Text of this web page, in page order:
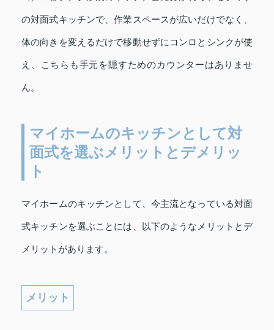
の対面式キッチンで、作業スペースが広いだけでなく、
体の向きを変えるだけで移動せずにコンロとシンクが使
え、こちらも手元を隠すためのカウンターはありませ
ん。
マイホームのキッチンとして対
面式を選ぶメリットとデメリッ
ト
マイホームのキッチンとして、今主流となっている対面
式キッチンを選ぶことには、以下のようなメリットとデ
メリットがあります。
メリット